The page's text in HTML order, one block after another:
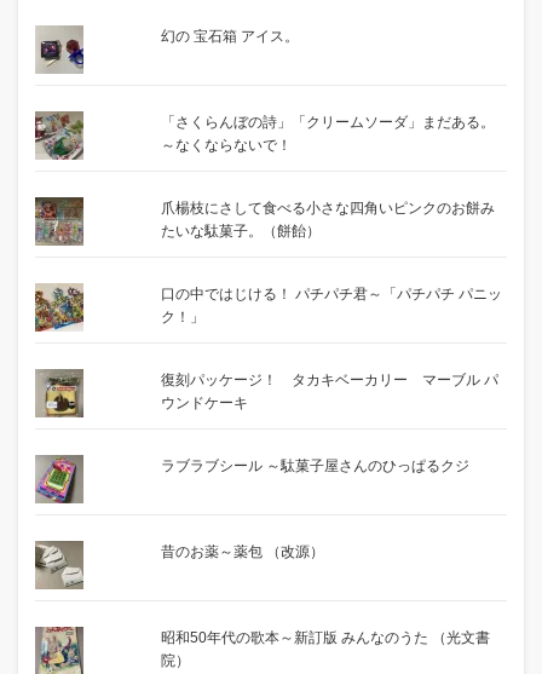
幻の 宝石箱 アイス。
「さくらんぼの詩」「クリームソーダ」まだある。
～なくならないで！
爪楊枝にさして食べる小さな四角いピンクのお餅み
たいな駄菓子。（餅飴）
口の中ではじける！ パチパチ君～「パチパチ パニッ
ク！」
復刻パッケージ！ タカキベーカリー マーブル パ
ウンドケーキ
ラブラブシール ～駄菓子屋さんのひっぱるクジ
昔のお薬～薬包 （改源）
昭和50年代の歌本～新訂版 みんなのうた （光文書
院）